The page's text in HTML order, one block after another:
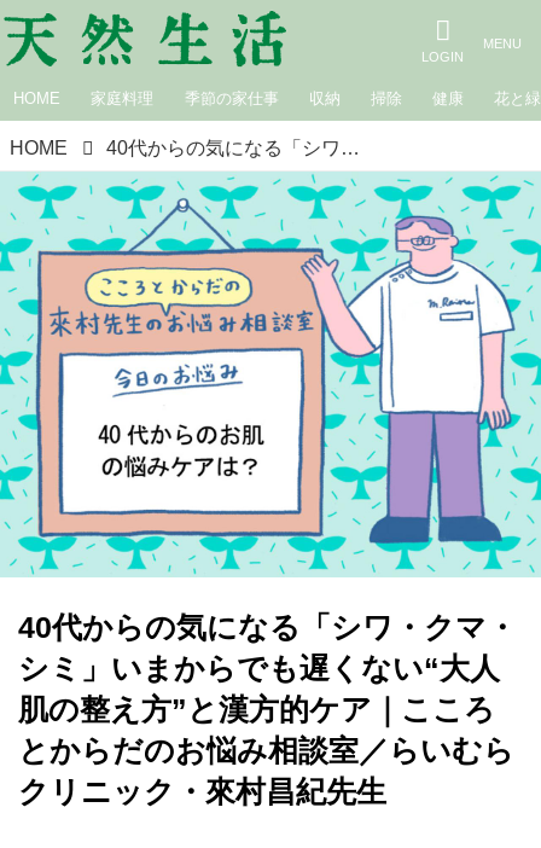
HOME 家庭料理 季節の家仕事 収納 掃除 健康 花と緑
HOME 40代からの気になる「シワ・クマ・シミ」いまからでも遅くない“大人肌の整え方”と漢方的ケア｜こころとからだのお悩み相談室／らいむらクリニック・來村昌紀先生
40代からの気になる「シワ・クマ・
シミ」いまからでも遅くない“大人
肌の整え方”と漢方的ケア｜こころ
とからだのお悩み相談室／らいむら
クリニック・來村昌紀先生